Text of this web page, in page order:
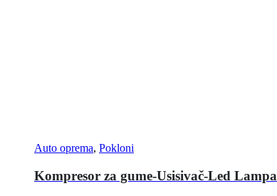
Auto oprema, Pokloni
Kompresor za gume-Usisivač-Led Lampa